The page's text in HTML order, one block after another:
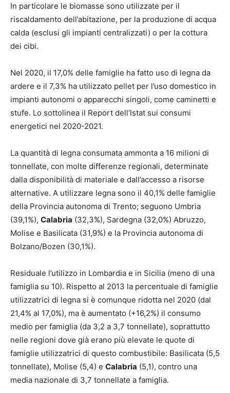
In particolare le biomasse sono utilizzate per il
riscaldamento dell’abitazione, per la produzione di acqua
calda (esclusi gli impianti centralizzati) o per la cottura
dei cibi.
Nel 2020, il 17,0% delle famiglie ha fatto uso di legna da
ardere e il 7,3% ha utilizzato pellet per l’uso domestico in
impianti autonomi o apparecchi singoli, come caminetti e
stufe. Lo sottolinea il Report dell’Istat sui consumi
energetici nel 2020-2021.
La quantità di legna consumata ammonta a 16 milioni di
tonnellate, con molte differenze regionali, determinate
dalla disponibilità di materiale e dall’accesso a risorse
alternative. A utilizzare legna sono il 40,1% delle famiglie
della Provincia autonoma di Trento; seguono Umbria
(39,1%), Calabria (32,3%), Sardegna (32,0%) Abruzzo,
Molise e Basilicata (31,9%) e la Provincia autonoma di
Bolzano/Bozen (30,1%).
Residuale l’utilizzo in Lombardia e in Sicilia (meno di una
famiglia su 10). Rispetto al 2013 la percentuale di famiglie
utilizzatrici di legna si è comunque ridotta nel 2020 (dal
21,4% al 17,0%), ma è aumentato (+16,2%) il consumo
medio per famiglia (da 3,2 a 3,7 tonnellate), soprattutto
nelle regioni dove già erano più elevate le quote di
famiglie utilizzatrici di questo combustibile: Basilicata (5,5
tonnellate), Molise (5,4) e Calabria (5,1), contro una
media nazionale di 3,7 tonnellate a famiglia.